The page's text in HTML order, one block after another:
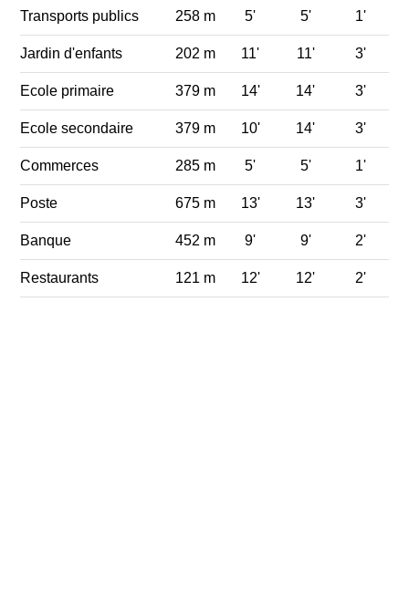
Transports publics 258 m 5' 5' 1'
Jardin d'enfants 202 m 11' 11' 3'
Ecole primaire 379 m 14' 14' 3'
Ecole secondaire 379 m 10' 14' 3'
Commerces 285 m 5' 5' 1'
Poste 675 m 13' 13' 3'
Banque 452 m 9' 9' 2'
Restaurants 121 m 12' 12' 2'